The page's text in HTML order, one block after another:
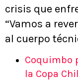
crisis que
“Vamos a
al cuerpo
Coquimbo
la Copa